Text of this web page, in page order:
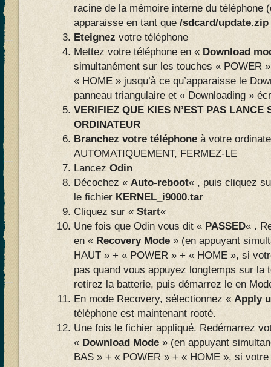
racine de la mémoire interne du téléphone
apparaisse en tant que /sdcard/update.zip
Eteignez votre téléphone
Mettez votre téléphone en « Download
simultanément sur les touches « POWER
« HOME » jusqu’à ce qu’apparaisse le
panneau triangulaire et « Downloading »
VERIFIEZ QUE KIES N’EST PAS LANCE
ORDINATEUR
Branchez votre téléphone à votre
AUTOMATIQUEMENT, FERMEZ-LE
Lancez Odin
Décochez « Auto-reboot« , puis cliquez
le fichier KERNEL_i9000.tar
Cliquez sur «Start«
Une fois que Odin vous dit « PASSED« .
en « Recovery Mode » (en appuyant
HAUT » + « POWER » + « HOME », si
pas quand vous appuyez longtemps sur la
retirez la batterie, puis démarrez le en
En mode Recovery, sélectionnez « Apply
téléphone est maintenant rooté.
Une fois le fichier appliqué. Redémarrez
« Download Mode » (en appuyant
BAS » + « POWER » + « HOME », si